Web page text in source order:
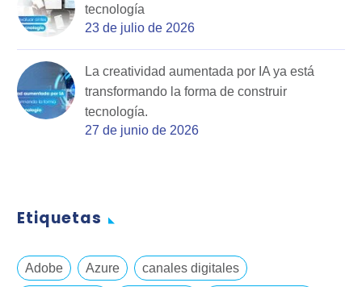
tecnología
23 de julio de 2026
La creatividad aumentada por IA ya está
transformando la forma de construir
tecnología.
27 de junio de 2026
Etiquetas
Adobe Azure canales digitales